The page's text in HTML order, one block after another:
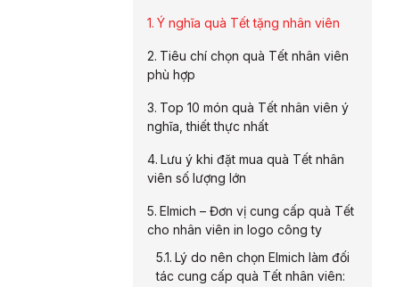
Ý nghĩa quà Tết tặng nhân viên
Tiêu chí chọn quà Tết nhân viên
phù hợp
Top 10 món quà Tết nhân viên ý
nghĩa, thiết thực nhất
Lưu ý khi đặt mua quà Tết nhân
viên số lượng lớn
Elmich – Đơn vị cung cấp quà Tết
cho nhân viên in logo công ty
Lý do nên chọn Elmich làm đối
tác cung cấp quà Tết nhân viên: